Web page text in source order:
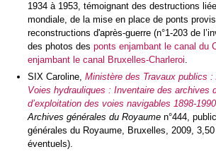
1934 à 1953, témoignant des destructions
mondiale, de la mise en place de ponts
reconstructions d'après-guerre (n°1-203 de
des photos des ponts enjambant le canal du
enjambant le canal Bruxelles-Charleroi.
SIX Caroline, Ministère des Travaux publics
Voies hydrauliques : Inventaire des archives
d’exploitation des voies navigables 1898-1990
Archives générales du Royaumen°444,
générales du Royaume, Bruxelles, 2009,
éventuels).